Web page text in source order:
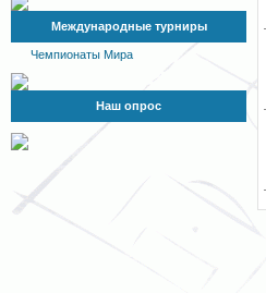
Международные турниры
Чемпионаты Мира
Наш опрос